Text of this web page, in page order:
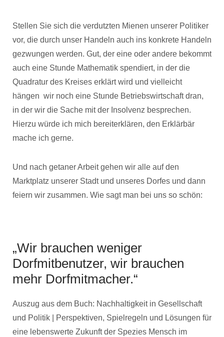
Stellen Sie sich die verdutzten Mienen unserer Politiker
vor, die durch unser Handeln auch ins konkrete Handeln
gezwungen werden. Gut, der eine oder andere bekommt
auch eine Stunde Mathematik spendiert, in der die
Quadratur des Kreises erklärt wird und vielleicht
hängen wir noch eine Stunde Betriebswirtschaft dran,
in der wir die Sache mit der Insolvenz besprechen.
Hierzu würde ich mich bereiterklären, den Erklärbär
mache ich gerne.
Und nach getaner Arbeit gehen wir alle auf den
Marktplatz unserer Stadt und unseres Dorfes und dann
feiern wir zusammen. Wie sagt man bei uns so schön:
„Wir brauchen weniger
Dorfmitbenutzer, wir brauchen
mehr Dorfmitmacher.“
Auszug aus dem Buch: Nachhaltigkeit in Gesellschaft
und Politik | Perspektiven, Spielregeln und Lösungen für
eine lebenswerte Zukunft der Spezies Mensch im